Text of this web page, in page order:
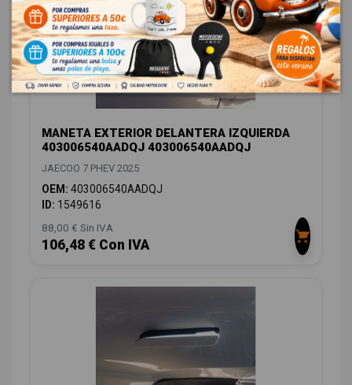
MANETA EXTERIOR DELANTERA IZQUIERDA
403006540AADQJ 403006540AADQJ
JAECOO 7 PHEV 2025
OEM: 403006540AADQJ
ID: 1549616
88,00 € Sin IVA
106,48 € Con IVA